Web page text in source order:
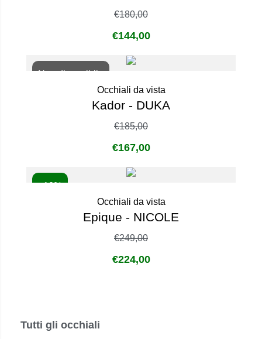
€180,00
€144,00
Non disponibile
Occhiali da vista
Kador - DUKA
€185,00
€167,00
- 10%
Occhiali da vista
Epique - NICOLE
€249,00
€224,00
Tutti gli occhiali